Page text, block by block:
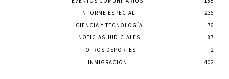
INFORME ESPECIAL
236
CIENCIA Y TECNOLOGÍA
76
NOTICIAS JUDICIALES
87
OTROS DEPORTES
2
INMIGRACIÓN
402